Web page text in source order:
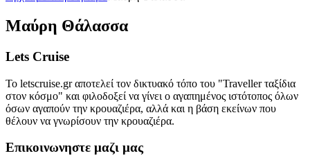
Μαύρη Θάλασσα
Lets Cruise
Το letscruise.gr αποτελεί τον δικτυακό τόπο του "Traveller ταξίδια
στον κόσμο" και φιλοδοξεί να γίνει ο αγαπημένος ιστότοπος όλων
όσων αγαπούν την κρουαζιέρα, αλλά και η βάση εκείνων που
θέλουν να γνωρίσουν την κρουαζιέρα.
Επικοινωνηστε μαζι μας